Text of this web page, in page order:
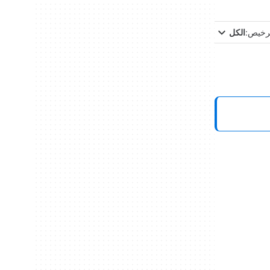
الكل